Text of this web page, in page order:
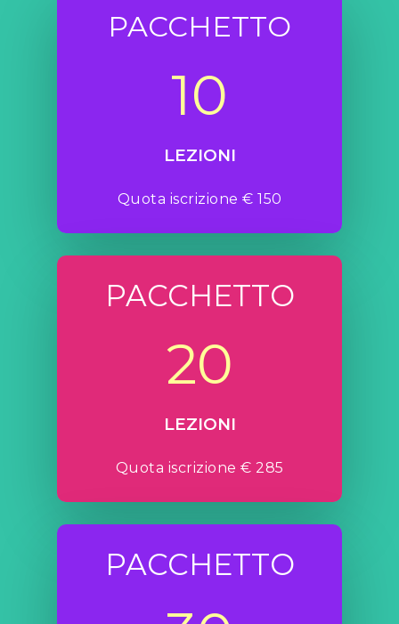
PACCHETTO
10
LEZIONI
Quota iscrizione € 150
PACCHETTO
20
LEZIONI
Quota iscrizione € 285
PACCHETTO